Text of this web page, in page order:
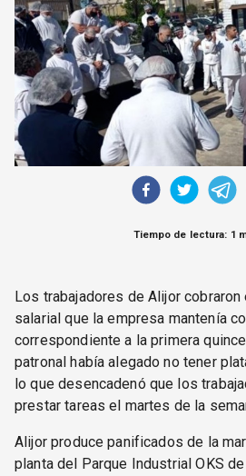
OPINIÓN
ALTAMIRA
Política Obrera
Tiempo de lectura: 1
Los trabajadores de Alijor
salarial que la empresa mantenía
correspondiente a la primera
patronal había alegado no tener
lo que desencadenó que los
prestar tareas el martes de la
Alijor produce panificados de la
planta del Parque Industrial OKS